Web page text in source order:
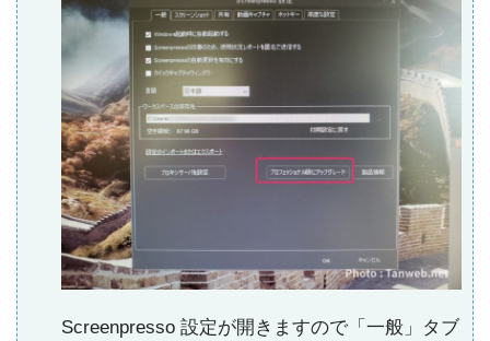
Screenpresso 設定が開きますので「一般」タブ